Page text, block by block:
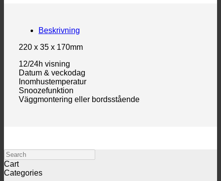
Beskrivning
220 x 35 x 170mm
12/24h visning
Datum & veckodag
Inomhustemperatur
Snoozefunktion
Väggmontering eller bordsstående
Search
Cart
Categories